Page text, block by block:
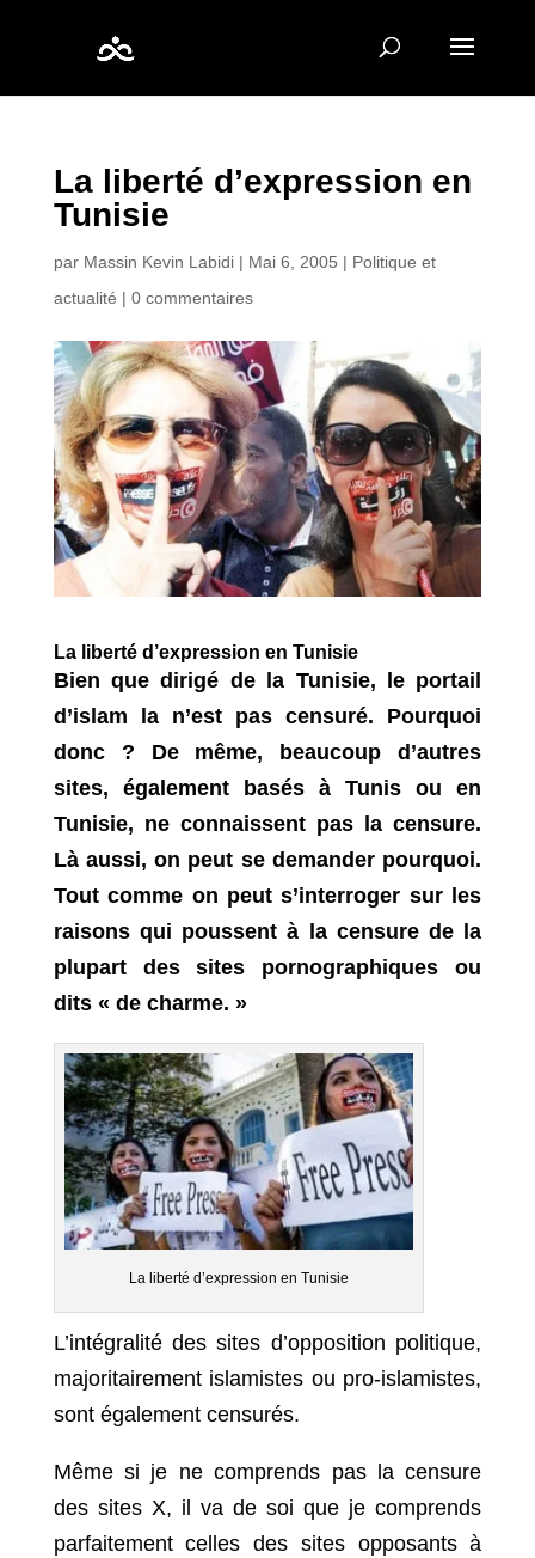
La liberté d’expression en
Tunisie
par Massin Kevin Labidi| Mai 6, 2005 | Politique et
actualité | 0 commentaires
La liberté d’expression en Tunisie
Bien que dirigé de la Tunisie, le portail
d’islam la n’est pas censuré. Pourquoi
donc ? De même, beaucoup d’autres
sites, également basés à Tunis ou en
Tunisie, ne connaissent pas la censure.
Là aussi, on peut se demander pourquoi.
Tout comme on peut s’interroger sur les
raisons qui poussent à la censure de la
plupart des sites pornographiques ou
dits « de charme. »
La liberté d’expression en Tunisie
L’intégralité des sites d’opposition politique,
majoritairement islamistes ou pro-islamistes,
sont également censurés.
Même si je ne comprends pas la censure
des sites X, il va de soi que je comprends
parfaitement celles des sites opposants à